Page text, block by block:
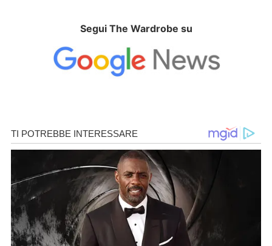
Segui The Wardrobe su